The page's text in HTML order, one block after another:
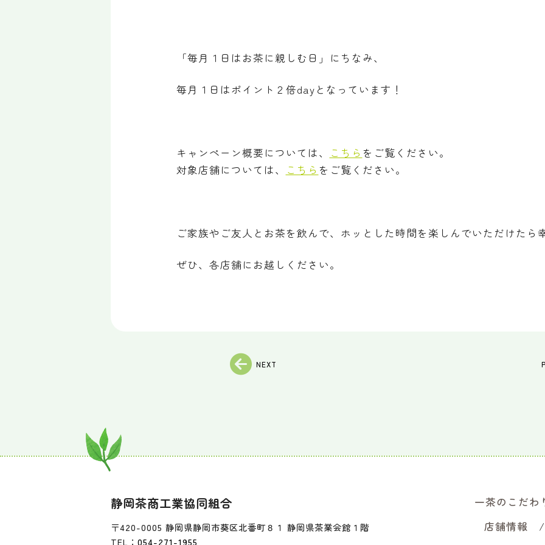
「毎月１日はお茶に親しむ日」にちなみ、
毎月１日はポイント２倍dayとなっています！
キャンペーン概要については、 こちら をご覧ください。
対象店舗については、
こちら をご覧ください。
ご家族やご友人とお茶を飲んで、ホッとした時間を楽しんでいただけたら
ぜひ、各店舗にお越しください。
NEXT
一茶のこだわ
店舗情報
静岡茶商工業協同組合
〒420-0005 静岡県静岡市葵区北番町８１ 静岡県茶業会館１階
TEL： 054-271-1955